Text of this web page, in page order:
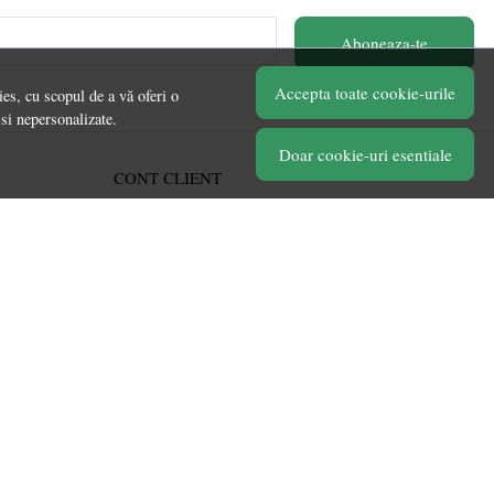
cu scopul de a vă oferi o
nepersonalizate.
Accepta toate cookie-urile
Doar cookie-uri esentiale
Aboneaza-te
CONT CLIENT